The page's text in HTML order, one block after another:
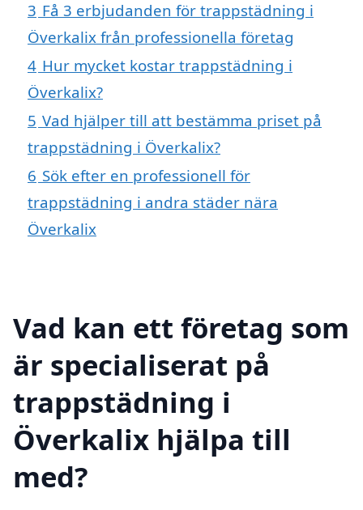
3 Få 3 erbjudanden för trappstädning i
Överkalix från professionella företag
4 Hur mycket kostar trappstädning i
Överkalix?
5 Vad hjälper till att bestämma priset på
trappstädning i Överkalix?
6 Sök efter en professionell för
trappstädning i andra städer nära
Överkalix
Vad kan ett företag som
är specialiserat på
trappstädning i
Överkalix hjälpa till
med?